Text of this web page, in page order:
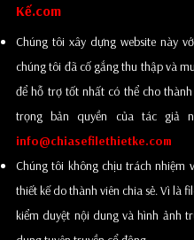
Kế.com
Chúng tôi xây dựng website này
chúng tôi đã cố gắng thu thập và
để hỗ trợ tốt nhất có thể cho
trọng bản quyền của tác giả
info@chiasefilethietke.com
Chúng tôi không chịu trách nhiệm
thiết kế do thành viên chia sẻ. Vì là
kiểm duyệt nội dung và hình ảnh